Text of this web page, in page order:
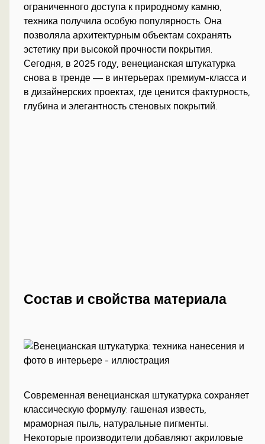
ограниченного доступа к природному камню,
техника получила особую популярность. Она
позволяла архитектурным объектам сохранять
эстетику при высокой прочности покрытия.
Сегодня, в 2025 году, венецианская штукатурка
снова в тренде — в интерьерах премиум-класса и
в дизайнерских проектах, где ценится фактурность,
глубина и элегантность стеновых покрытий.
Состав и свойства материала
Современная венецианская штукатурка сохраняет
классическую формулу: гашеная известь,
мраморная пыль, натуральные пигменты.
Некоторые производители добавляют акриловые